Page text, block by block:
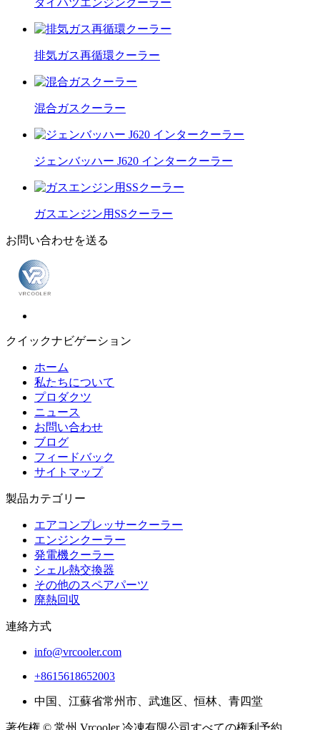
排気ガス再循環クーラー
混合ガスクーラー
ジェンバッハー J620 インタークーラー
ガスエンジン用SSクーラー
お問い合わせを送る
クイックナビゲーション
ホーム
私たちについて
プロダクツ
ニュース
お問い合わせ
ブログ
フィードバック
サイトマップ
製品カテゴリー
エアコンプレッサークーラー
エンジンクーラー
発電機クーラー
シェル熱交換器
その他のスペアパーツ
廃熱回収
連絡方式
info@vrcooler.com
+8615618652003
中国、江蘇省常州市、武進区、恒林、青四堂
著作権 © 常州 Vrcooler 冷凍有限公司すべての権利予約。